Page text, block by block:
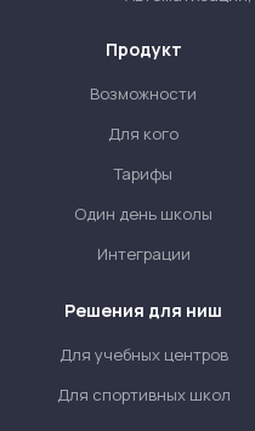
Продукт
Возможности
Для кого
Тарифы
Один день школы
Интеграции
Решения для ниш
Для учебных центров
Для спортивных школ